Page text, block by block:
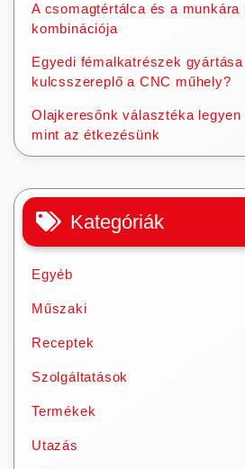
A csomagtértálca és a munkára
kombinációja
Egyedi fémalkatrészek
kulcsszereplő a CNC műhely?
Olajkeresőnk választéka
mint az étkezésünk
Kategóriák
Egyéb
Műszaki
Receptek
Szolgáltatások
Termékek
Utazás